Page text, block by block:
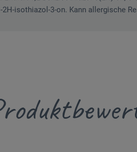
isothiazol-3-on. Kann allergische